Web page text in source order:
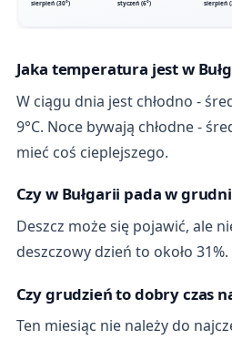
Jaka temperatura jest w
W ciągu dnia jest chłodno -
9°C. Noce bywają chłodne -
mieć coś cieplejszego.
Czy w Bułgarii pada w
Deszcz może się pojawić, ale
deszczowy dzień to około 31%.
Czy grudzień to dobry czas
Ten miesiąc nie należy do